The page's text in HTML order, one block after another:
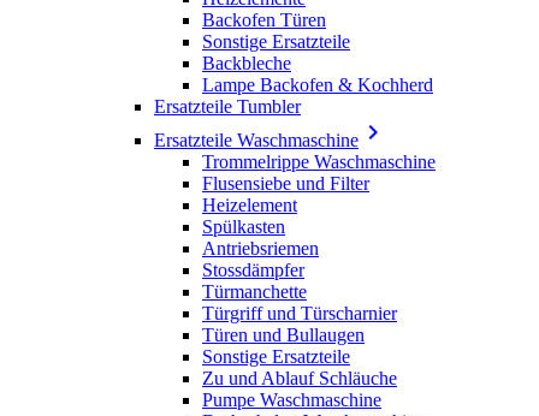
Backofen Türen
Sonstige Ersatzteile
Backbleche
Lampe Backofen & Kochherd
Ersatzteile Tumbler
Ersatzteile Waschmaschine 
Trommelrippe Waschmaschine
Flusensiebe und Filter
Heizelement
Spülkasten
Antriebsriemen
Stossdämpfer
Türmanchette
Türgriff und Türscharnier
Türen und Bullaugen
Sonstige Ersatzteile
Zu und Ablauf Schläuche
Pumpe Waschmaschine